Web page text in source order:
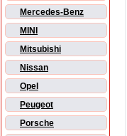
Mercedes-Benz
MINI
Mitsubishi
Nissan
Opel
Peugeot
Porsche